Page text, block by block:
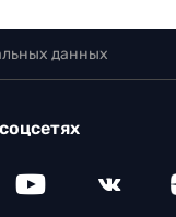
данных